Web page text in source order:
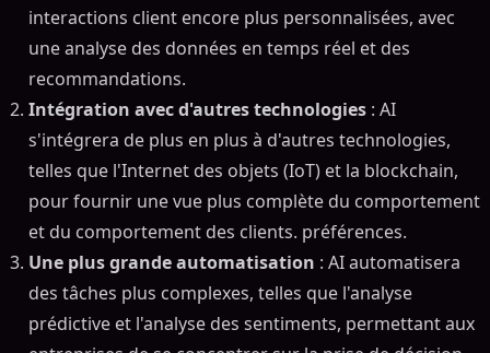
interactions client encore plus personnalisées, avec
une analyse des données en temps réel et des
recommandations.
Intégration avec d'autres technologies : AI
s'intégrera de plus en plus à d'autres technologies,
telles que l'Internet des objets (IoT) et la blockchain,
pour fournir une vue plus complète du comportement
et du comportement des clients. préférences.
Une plus grande automatisation : AI automatisera
des tâches plus complexes, telles que l'analyse
prédictive et l'analyse des sentiments, permettant aux